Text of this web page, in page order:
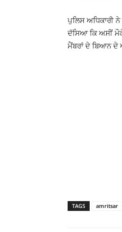
ਪੁਲਿਸ ਅਧਿਕਾਰੀ
ਦੱਸਿਆ ਕਿ ਅਸੀਂ
ਮੈਂਬਰਾਂ ਦੇ ਬਿਆਨ ਦੇ
TAGS amritsar